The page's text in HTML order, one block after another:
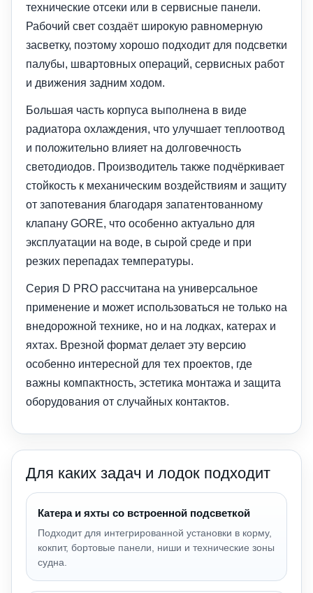
технические отсеки или в сервисные панели.
Рабочий свет создаёт широкую равномерную
засветку, поэтому хорошо подходит для подсветки
палубы, швартовных операций, сервисных работ
и движения задним ходом.
Большая часть корпуса выполнена в виде
радиатора охлаждения, что улучшает теплоотвод
и положительно влияет на долговечность
светодиодов. Производитель также подчёркивает
стойкость к механическим воздействиям и защиту
от запотевания благодаря запатентованному
клапану GORE, что особенно актуально для
эксплуатации на воде, в сырой среде и при
резких перепадах температуры.
Серия D PRO рассчитана на универсальное
применение и может использоваться не только на
внедорожной технике, но и на лодках, катерах и
яхтах. Врезной формат делает эту версию
особенно интересной для тех проектов, где
важны компактность, эстетика монтажа и защита
оборудования от случайных контактов.
Для каких задач и лодок подходит
Катера и яхты со встроенной подсветкой
Подходит для интегрированной установки в корму,
кокпит, бортовые панели, ниши и технические зоны
судна.